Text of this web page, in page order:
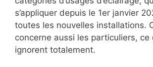
s’appliquer depuis le 1er janvier
toutes les nouvelles installations.
concerne aussi les particuliers, ce
ignorent totalement.